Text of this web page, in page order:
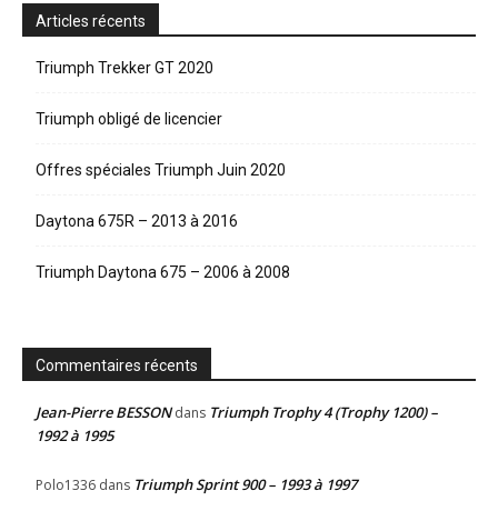
Articles récents
Triumph Trekker GT 2020
Triumph obligé de licencier
Offres spéciales Triumph Juin 2020
Daytona 675R – 2013 à 2016
Triumph Daytona 675 – 2006 à 2008
Commentaires récents
Jean-Pierre BESSONdans Triumph Trophy 4 (Trophy 1200) –
1992 à 1995
Polo1336 dans Triumph Sprint 900 – 1993 à 1997